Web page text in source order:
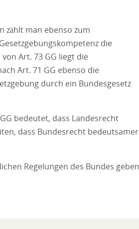
zählt man ebenso zum
die
Art. 73 GG liegt die
Art. 71 GG ebenso die
durch ein Bundesgesetz
bedeutet, dass Landesrecht
dass Bundesrecht bedeutsamer
Regelungen des Bundes geben